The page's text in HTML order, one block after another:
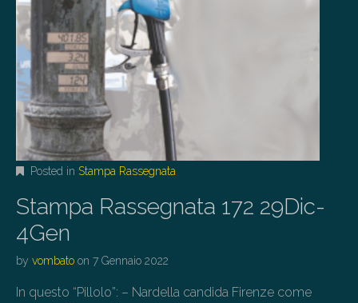
Posted in Stampa Rassegnata
Stampa Rassegnata 172 29Dic-
4Gen
by vombato on 7 Gennaio 2022
In questo “Pillolo”: – Nardella candida Firenze come